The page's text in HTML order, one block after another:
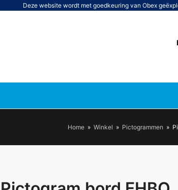
Deze website wordt met goedkeuring van Obex
Home » Winkel » Pictogrammen »